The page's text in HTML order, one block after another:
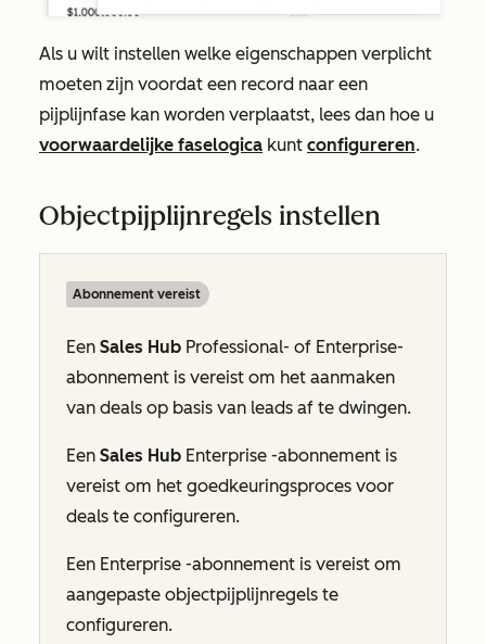
Als u wilt instellen welke eigenschappen verplicht
moeten zijn voordat een record naar een
pijplijnfase kan worden verplaatst, lees dan hoe u
voorwaardelijke faselogica kunt configureren.
Objectpijplijnregels instellen
Abonnement vereist
Een Sales Hub Professional- of Enterprise-
abonnement is vereist om het aanmaken
van deals op basis van leads af te dwingen.
Een Sales Hub Enterprise -abonnement is
vereist om het goedkeuringsproces voor
deals te configureren.
Een Enterprise -abonnement is vereist om
aangepaste objectpijplijnregels te
configureren.